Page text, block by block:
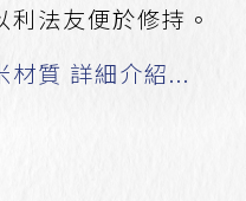
法友便於修持。
材質 詳細介紹...